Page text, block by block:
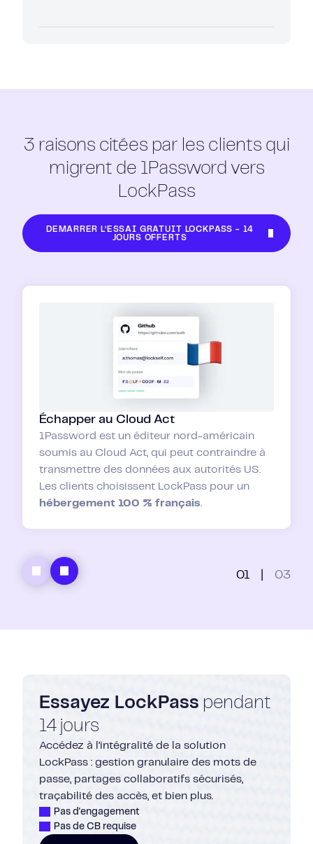
3 raisons citées par les clients qui
migrent de 1Password vers
LockPass
DÉMARRER L’ESSAI GRATUIT LOCKPASS - 14
JOURS OFFERTS
Échapper au Cloud Act
1Password est un éditeur nord-américain
soumis au Cloud Act, qui peut contraindre à
transmettre des données aux autorités US.
Les clients choisissent LockPass pour un
hébergement 100 % français
01 03
Essayez LockPass pendant
14 jours
Accédez à l’intégralité de la solution
LockPass : gestion granulaire des mots de
passe, partages collaboratifs sécurisés,
traçabilité des accès, et bien plus.
Pas d'engagement
Pas de CB requise